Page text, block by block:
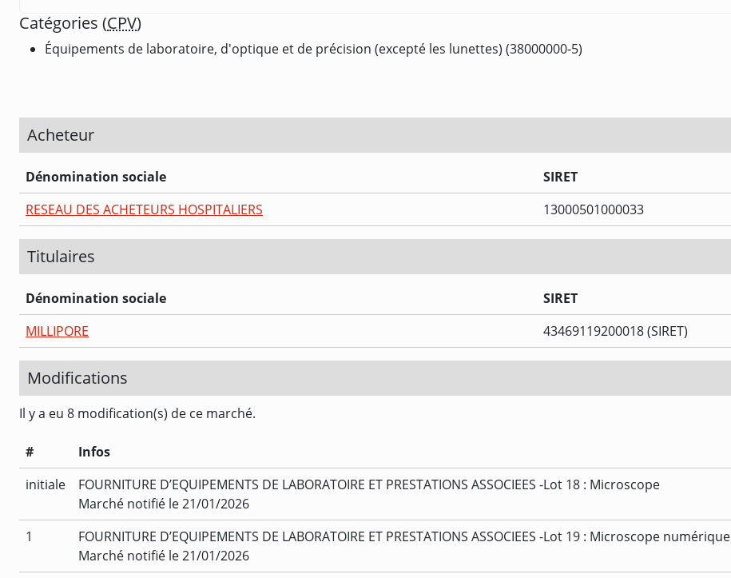
Catégories (CPV)
Équipements de laboratoire, d'optique et de précision (excepté les lunettes) (38000000-5)
Acheteur
Dénomination sociale
SIRET
RESEAU DES ACHETEURS HOSPITALIERS
13000501000033
Titulaires
Dénomination sociale
SIRET
MILLIPORE
43469119200018 (SIRET)
Modifications
Il y a eu 8 modification(s) de ce marché.
# Infos
initiale
FOURNITURE D’EQUIPEMENTS DE LABORATOIRE ET PRESTATIONS ASSOCIEES -Lot 18 : Microscope
Marché notifié le 21/01/2026
1
FOURNITURE D’EQUIPEMENTS DE LABORATOIRE ET PRESTATIONS ASSOCIEES -Lot 19 : Microscope numérique
Marché notifié le 21/01/2026